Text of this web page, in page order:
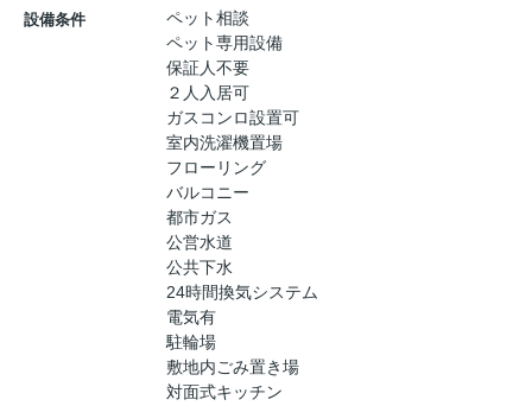
設備条件
ペット相談
ペット専用設備
保証人不要
２人入居可
ガスコンロ設置可
室内洗濯機置場
フローリング
バルコニー
都市ガス
公営水道
公共下水
24時間換気システム
電気有
駐輪場
敷地内ごみ置き場
対面式キッチン